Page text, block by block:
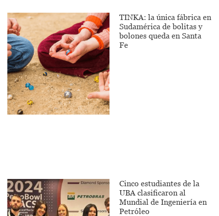
TINKA: la única fábrica en
Sudamérica de bolitas y
bolones queda en Santa
Fe
Cinco estudiantes de la
UBA clasificaron al
Mundial de Ingeniería en
Petróleo